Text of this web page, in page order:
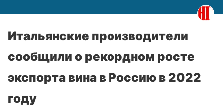
Итальянские производители
сообщили о рекордном росте
экспорта вина в Россию в 2022
году